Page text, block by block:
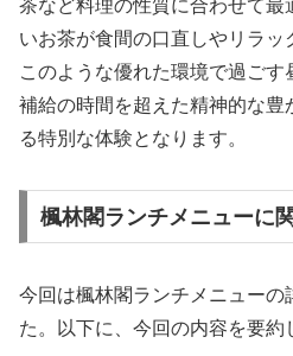
茶など料理の性質に合わせて最
いお茶が食間の口直しやリラッ
このような優れた環境で過ご
補給の時間を超えた精神的な
る特別な体験となります。
楓林閣ランチメニューに
今回は楓林閣ランチメニューの
た。以下に、今回の内容を要約